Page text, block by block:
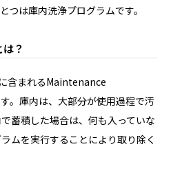
つは庫内洗浄プログラムです。
？
含まれるMaintenance
。庫内は、大部分が使用過程で汚
蓄積した場合は、何も入っていな
ムを実行することにより取り除く